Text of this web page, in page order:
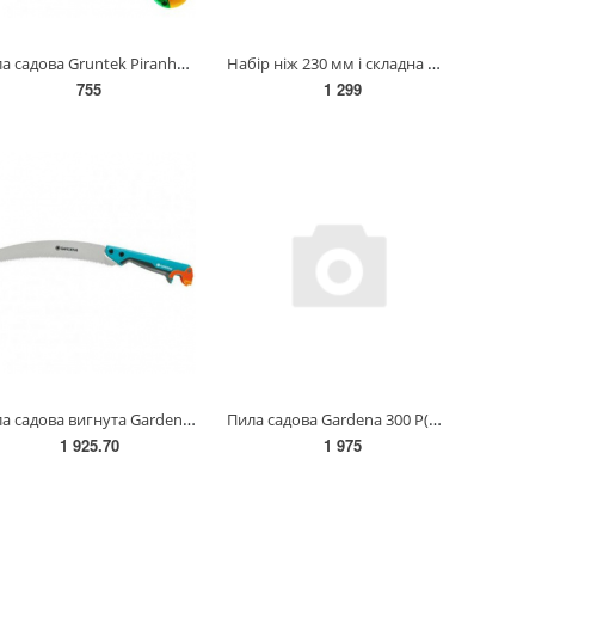
Пила садова Gruntek Piranha 350 мм 2 змінних леза(295500350)
755
Набір ніж 230 мм і складна пила 396-LAP Bahсo(LAP-KNIFE)
1 299
Пила садова вигнута Gardena 300 PP Combisystem(08738-20.000.00)
1 925.70
Пила садова Gardena 300 Р(08745-20.000.00)
1 975